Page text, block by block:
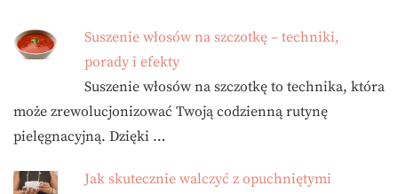
Suszenie włosów na szczotkę – techniki,
porady i efekty
Suszenie włosów na szczotkę to technika, która
może zrewolucjonizować Twoją codzienną rutynę
pielęgnacyjną. Dzięki …
Jak skutecznie walczyć z opuchniętymi